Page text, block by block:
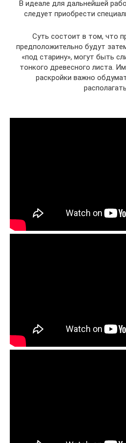
В идеале для дальнейшей
следует приобрести
Суть состоит в том, что
предположительно будут
«под старину», могут быть
тонкого древесного листа.
раскройки важно